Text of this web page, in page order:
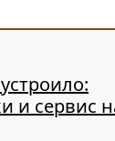
и сервис